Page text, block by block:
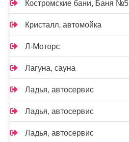
Костромские бани, Баня №5
Кристалл, автомойка
Л-Моторс
Лагуна, сауна
Ладья, автосервис
Ладья, автосервис
Ладья, автосервис